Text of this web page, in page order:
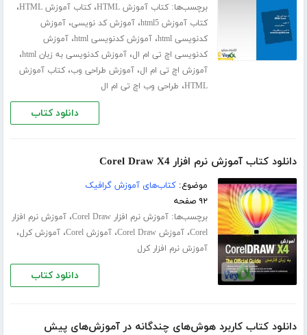
برچسب‌ها:کتاب آموزش HTML ،کتاب آموزش HTML ،
کتاب آموزش html5 ،آموزش کد نویسی،آموزش
کدنویسی html
،آموزش کدنویسی html ،آموزش
کدنویسی اچ تی ام ال،آموزش کدنویسی به زبان html ،
آموزش اچ تی ام ال،آموزش طراحی وب،کتاب آموزش
HTML، طراحی وب اچ تی ام ال
دانلود کتاب
دانلود کتاب آموزش نرم افزار Corel Draw X4
موضوع:کتاب‌های آموزش گرافیک
۹۲ صفحه
برچسب‌ها:آموزش نرم افزار Corel Draw ،آموزش نرم افزار
Corel،آموزش Corel Draw ،آموزش Corel ،آموزش کرل،
آموزش نرم افزار کرل
دانلود کتاب
دانلود کتاب کاربرد هوش‌های چندگانه در آموزش‌های پیش